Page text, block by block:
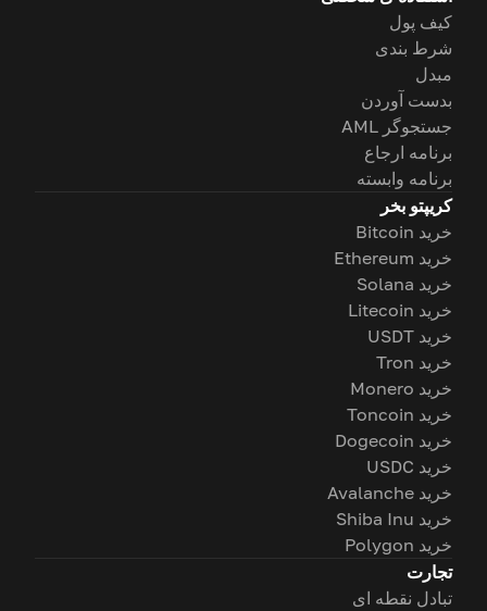
کیف پول
شرط بندی
مبدل
بدست آوردن
جستجوگر AML
برنامه ارجاع
برنامه وابسته
کریپتو بخر
خرید Bitcoin
خرید Ethereum
خرید Solana
خرید Litecoin
خرید USDT
خرید Tron
خرید Monero
خرید Toncoin
خرید Dogecoin
خرید USDC
خرید Avalanche
خرید Shiba Inu
خرید Polygon
تجارت
تبادل نقطه ای